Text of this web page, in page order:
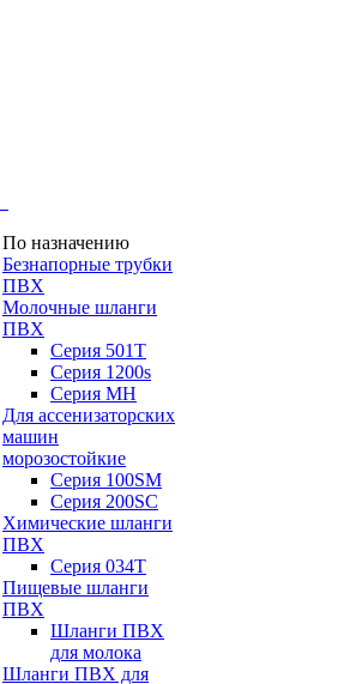
По назначению
Безнапорные трубки
ПВХ
Молочные шланги
ПВХ
Серия 501T
Серия 1200s
Серия МН
Для ассенизаторских
машин
морозостойкие
Серия 100SM
Серия 200SС
Химические шланги
ПВХ
Серия 034Т
Пищевые шланги
ПВХ
Шланги ПВХ
для молока
Шланги ПВХ для